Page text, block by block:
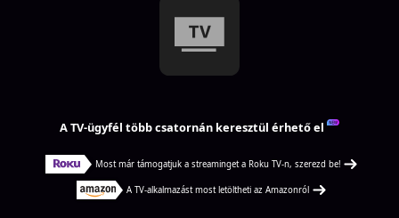
A TV-ügyfél több csatornán keresztül érhető el
Most már támogatjuk a streaminget a Roku TV-n, szerezd be!
A TV-alkalmazást most letöltheti az Amazonról